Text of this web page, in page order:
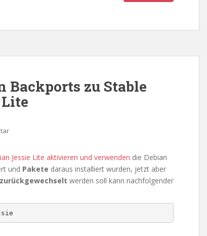
Backports zu Stable
Jessie Lite aktivieren und verwenden die Debian
und Pakete daraus installiert wurden, jetzt aber
zurückgewechselt werden soll kann nachfolgender